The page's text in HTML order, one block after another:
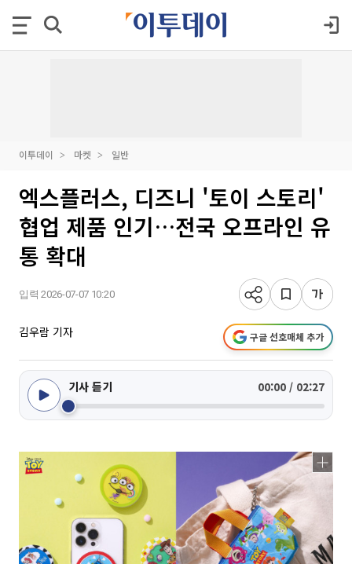
이투데이 마켓 일반
엑스플러스, 디즈니 '토이 스토리'
협업 제품 인기…전국 오프라인 유
통 확대
입력 2026-07-07 10:20
김우람 기자 구글 선호매체 추가
기사 듣기 00:00 / 02:27